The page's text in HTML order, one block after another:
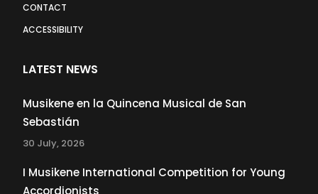
CONTACT
ACCESSIBILITY
LATEST NEWS
Musikene en la Quincena Musical de San
Sebastián
30 July, 2026
I Musikene International Competition for Young
Accordionists